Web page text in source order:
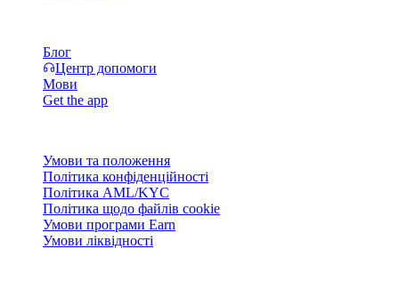
Блог
Центр допомоги
Мови
Get the app
Умови та положення
Політика конфіденційності
Політика AML/KYC
Політика щодо файлів cookie
Умови програми Earn
Умови ліквідності